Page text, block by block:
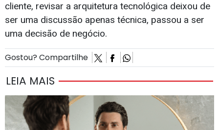
cliente, revisar a arquitetura tecnológica deixou de
ser uma discussão apenas técnica, passou a ser
uma decisão de negócio.
Gostou? Compartilhe
LEIA MAIS